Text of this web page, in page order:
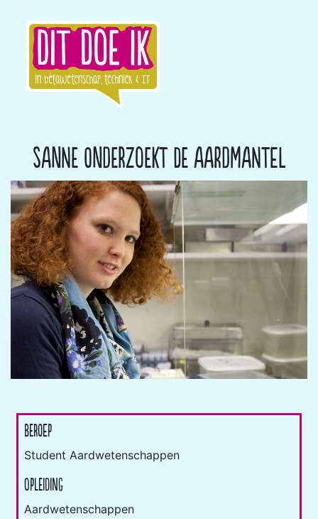
Sanne onderzoekt de aardmantel
Beroep
Student Aardwetenschappen
Opleiding
Aardwetenschappen